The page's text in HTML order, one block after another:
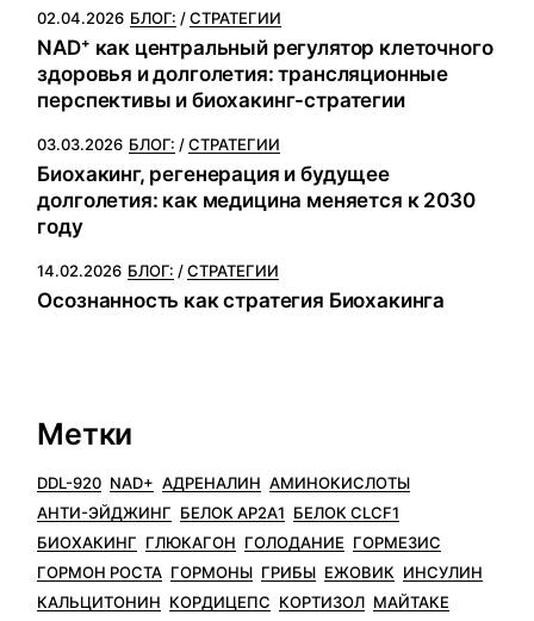
02.04.2026 БЛОГ: СТРАТЕГИИ
NAD⁺ как центральный регулятор клеточного
здоровья и долголетия: трансляционные
перспективы и биохакинг-стратегии
03.03.2026 БЛОГ: СТРАТЕГИИ
Биохакинг, регенерация и будущее
долголетия: как медицина меняется к 2030
году
14.02.2026 БЛОГ: СТРАТЕГИИ
Осознанность как стратегия Биохакинга
Метки
DDL-920 NAD+ АДРЕНАЛИН АМИНОКИСЛОТЫ
АНТИ-ЭЙДЖИНГ БЕЛОК AP2A1 БЕЛОК CLCF1
БИОХАКИНГ ГЛЮКАГОН ГОЛОДАНИЕ ГОРМЕЗИС
ГОРМОН РОСТА ГОРМОНЫ ГРИБЫ ЕЖОВИК ИНСУЛИН
КАЛЬЦИТОНИН КОРДИЦЕПС КОРТИЗОЛ МАЙТАКЕ